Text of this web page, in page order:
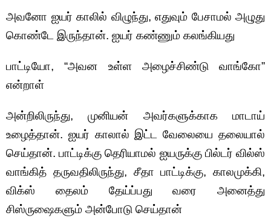
அவனோ ஐயர் காலில் விழுந்து, எதுவும் பேசாமல் அழுது
கொண்டே இருந்தான். ஐயர் கண்ணும் கலங்கியது
பாட்டியோ, “அவன உள்ள அழைச்சிண்டு வாங்கோ”
என்றாள்
அன்றிலிருந்து, முனியன் அவர்களுக்காக மாடாய்
உழைத்தான். ஐயர் காலால் இட்ட வேலையை தலையால்
செய்தான். பாட்டிக்கு தெரியாமல் ஐயருக்கு பில்டர் வில்ஸ்
வாங்கித் தருவதிலிருந்து, சீதா பாட்டிக்கு, காலமுக்கி,
விக்ஸ் தைலம் தேய்ப்பது வரை அனைத்து
சிஸ்ருஷைகளும் அன்போடு செய்தான்